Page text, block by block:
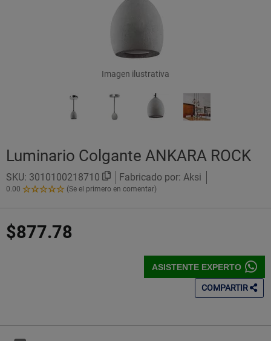
Imagen ilustrativa
Luminario Colgante ANKARA ROCK
SKU: 3010100218710 Fabricado por: Aksi
0.00
0.00
Estrellas!
(Se el primero en comentar)
$877.78
ASISTENTE EXPERTO
COMPARTIR